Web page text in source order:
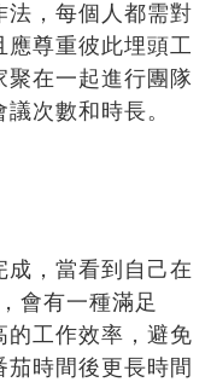
法，每個人都需對
尊重彼此埋頭工
在一起進行團隊
次數和時長。
，當看到自己在
會有一種滿足
的工作效率，避免
時間後更長時間